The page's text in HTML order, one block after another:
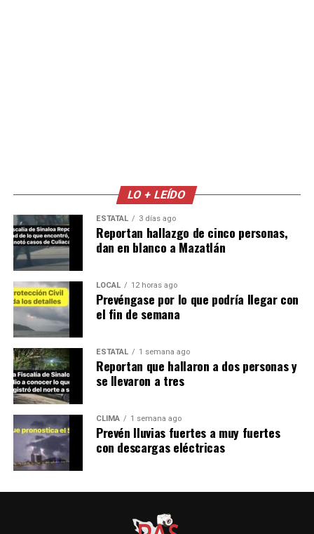
LO + LEÍDO
ESTATAL 3 días ago
Reportan hallazgo de cinco personas,
dan en blanco a Mazatlán
LOCAL 12 horas ago
Prevéngase por lo que podría llegar con
el fin de semana
ESTATAL 1 semana ago
Reportan que hallaron a dos personas y
se llevaron a tres
CLIMA 1 semana ago
Prevén lluvias fuertes a muy fuertes
con descargas eléctricas